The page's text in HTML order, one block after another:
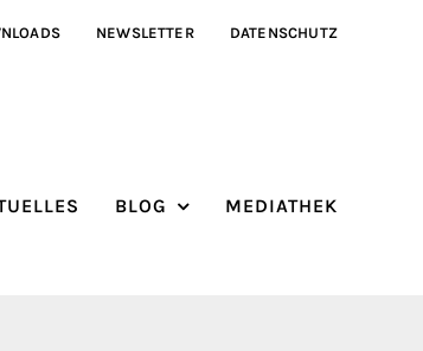
NEWSLETTER DATENSCHUTZ
BLOG MEDIATHEK